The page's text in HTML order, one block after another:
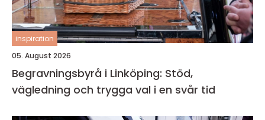
inspiration
05. August 2026
Begravningsbyrå i Linköping: Stöd,
vägledning och trygga val i en svår tid